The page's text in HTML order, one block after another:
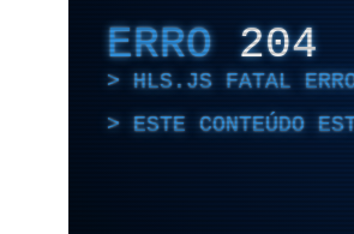
ERRO 204
HLS.JS FATAL
ESTE CONTEÚDO